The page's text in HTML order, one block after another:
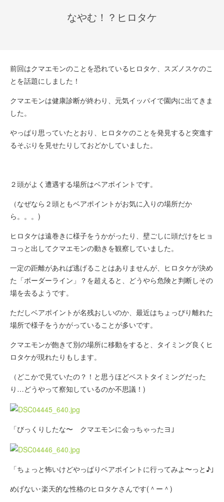
なやむ！？ヒロタケ
前回はクマエモンのことを恐れているヒロタケ、スズノスケのこ
とを話題にしました！
クマエモンは健康診断が終わり、元気イッパイで園内に出てきま
した。
やっぱり思っていたとおり、ヒロタケのことを発見すると突進す
るそぶりを見せたりしておどかしていました。
２頭がよく遭遇する場所はベアポイントです。
（なぜなら２頭ともベアポイントがお気に入りの場所だか
ら。。。)
ヒロタケは遠巻きに様子をうかがったり、壁ごしに頭だけをヒョ
コっと出してクマエモンの動きを観察していました。
一定の距離があれば逃げることはありませんが、ヒロタケが決め
た「ボーダーライン」？を超えると、どうやら危険と判断しその
場を去るようです。
ただしベアポイントが名残おしいのか、最近はちょっぴり離れた
場所で様子をうかがっていることが多いです。
クマエモンが飽きて別の場所に移動をすると、タイミング良くヒ
ロタケが現れたりもします。
（どこかで見ていたの？！と思うほどベストタイミングだった
り…どうやって察知しているのか不思議！)
「びっくりしたな〜 クマエモンに会っちゃったヨ｣
「ちょっと怖いけどやっぱりベアポイントに行ってみよ〜っと♪｣
めげない･楽天的な性格のヒロタケさんです(＾ー＾)